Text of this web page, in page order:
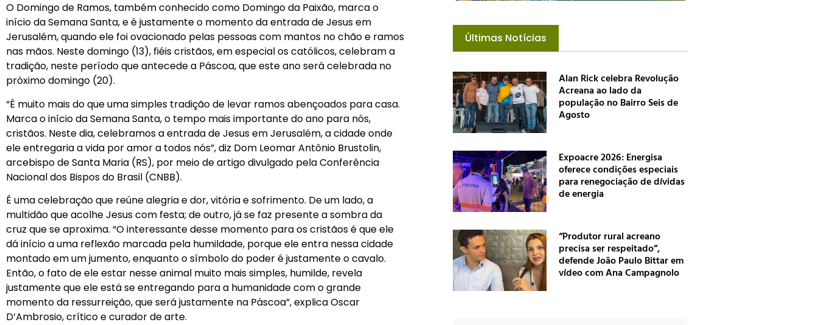
O Domingo de Ramos, também conhecido como Domingo da Paixão, marca o
início da Semana Santa, e é justamente o momento da entrada de Jesus em
Jerusalém, quando ele foi ovacionado pelas pessoas com mantos no chão e ramos
nas mãos. Neste domingo (13), fiéis cristãos, em especial os católicos, celebram a
tradição, neste período que antecede a Páscoa, que este ano será celebrada no
próximo domingo (20).
“É muito mais do que uma simples tradição de levar ramos abençoados para casa.
Marca o início da Semana Santa, o tempo mais importante do ano para nós,
cristãos. Neste dia, celebramos a entrada de Jesus em Jerusalém, a cidade onde
ele entregaria a vida por amor a todos nós”, diz Dom Leomar Antônio Brustolin,
arcebispo de Santa Maria (RS), por meio de artigo divulgado pela Conferência
Nacional dos Bispos do Brasil (CNBB).
É uma celebração que reúne alegria e dor, vitória e sofrimento. De um lado, a
multidão que acolhe Jesus com festa; de outro, já se faz presente a sombra da
cruz que se aproxima. “O interessante desse momento para os cristãos é que ele
dá início a uma reflexão marcada pela humildade, porque ele entra nessa cidade
montado em um jumento, enquanto o símbolo do poder é justamente o cavalo.
Então, o fato de ele estar nesse animal muito mais simples, humilde, revela
justamente que ele está se entregando para a humanidade com o grande
momento da ressurreição, que será justamente na Páscoa”, explica Oscar
D’Ambrosio, crítico e curador de arte.
Últimas Notícias
Alan Rick celebra Revolução
Acreana ao lado da
população no Bairro Seis de
Agosto
Expoacre 2026: Energisa
oferece condições especiais
para renegociação de dívidas
de energia
“Produtor rural acreano
precisa ser respeitado”,
defende João Paulo Bittar em
vídeo com Ana Campagnolo